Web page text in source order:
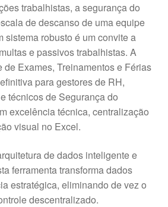
trabalhistas, a segurança do
de descanso de uma equipe
sistema robusto é um convite a
e passivos trabalhistas. A
Exames, Treinamentos e Férias
para gestores de RH,
técnicos de Segurança do
excelência técnica, centralização
visual no Excel.
de dados inteligente e
ferramenta transforma dados
estratégica, eliminando de vez o
descentralizado.